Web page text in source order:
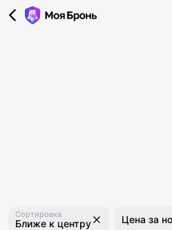
Сортировка
Ближе к центру Цена за